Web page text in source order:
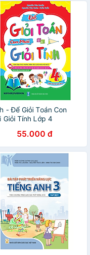
- Để Giỏi Toán Con
Giỏi Tính Lớp 4
55.000 đ